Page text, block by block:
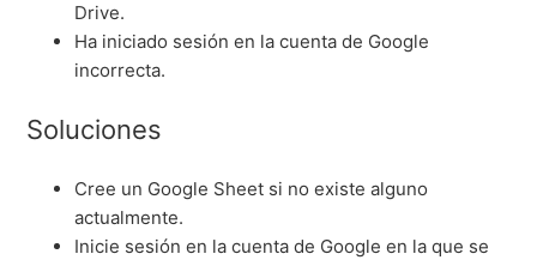
Drive.
Ha iniciado sesión en la cuenta de Google
incorrecta.
Soluciones
Cree un Google Sheet si no existe alguno
actualmente.
Inicie sesión en la cuenta de Google en la que se